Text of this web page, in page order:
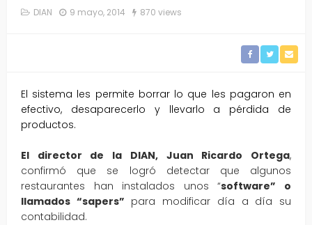
DIAN 9 mayo, 2014 870 views
El sistema les permite borrar lo que les pagaron en
efectivo, desaparecerlo y llevarlo a pérdida de
productos.
El director de la DIAN, Juan Ricardo Ortega,
confirmó que se logró detectar que algunos
restaurantes han instalados unos “software” o
llamados “sapers” para modificar día a día su
contabilidad.